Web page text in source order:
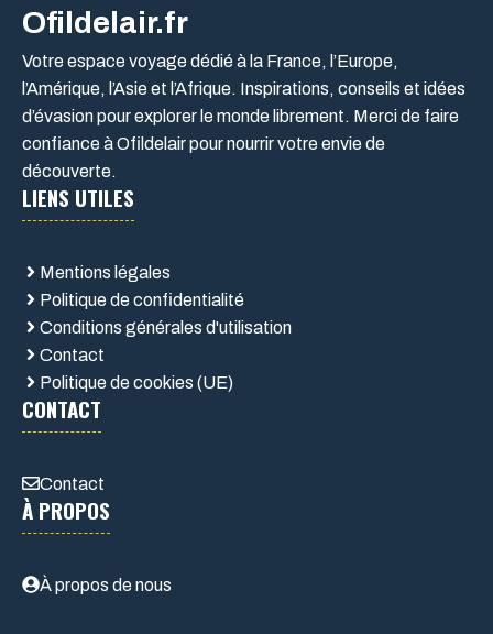
Ofildelair.fr
Votre espace voyage dédié à la France, l’Europe,
l’Amérique, l’Asie et l’Afrique. Inspirations, conseils et idées
d’évasion pour explorer le monde librement. Merci de faire
confiance à Ofildelair pour nourrir votre envie de
découverte.
LIENS UTILES
Mentions légales
Politique de confidentialité
Conditions générales d'utilisation
Contact
Politique de cookies (UE)
CONTACT
Contact
À PROPOS
À propos de nous